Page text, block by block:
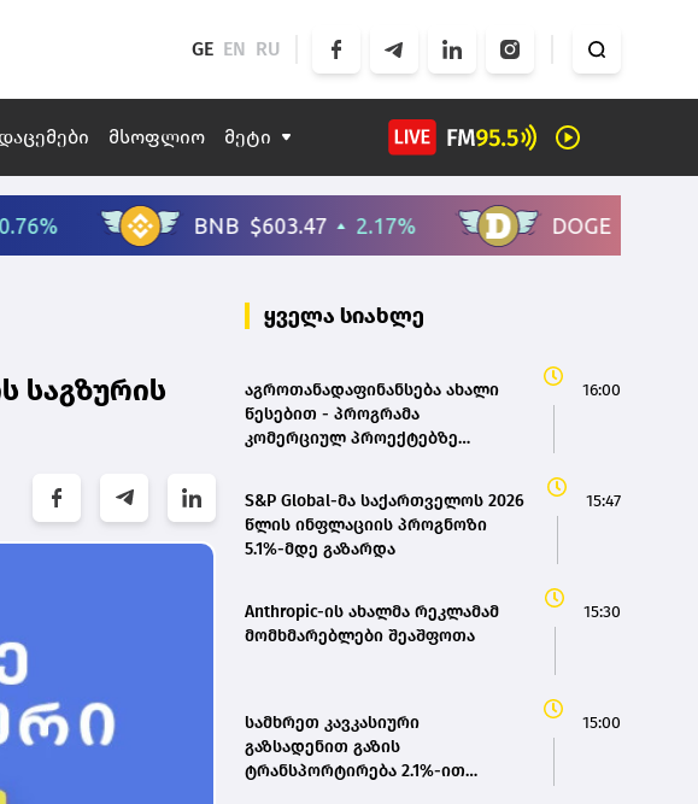
GE EN RU
მსოფლიო მეტი
საგზურის
ყველა სიახლე
აგროთანადაფინანსება ახალი
წესებით - პროგრამა
კომერციულ პროექტებზე
16:00
S&P Global-მა საქართველოს 2026
წლის ინფლაციის პროგნოზი
5.1%-მდე გაზარდა
15:47
Anthropic-ის ახალმა რეკლამამ
მომხმარებლები შეაშფოთა
15:30
სამხრეთ კავკასიური
გაზსადენით გაზის
ტრანსპორტირება 2.1%-ით
15:00